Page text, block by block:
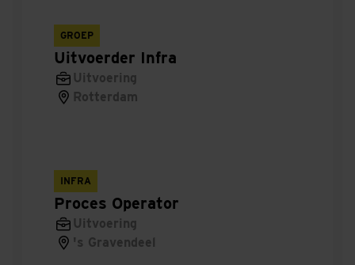
Werkvoorbereider Utiliteitsbouw
Werkvoorbereider Woningbouw
Allround timmerman/ timmervrouw
Traineeship renovatie
Projectmanager Utiliteitsbouw
Uitvoerder Infra
Uitvoering
Rotterdam
GROEP
Proces Operator
Uitvoering
's Gravendeel
INFRA